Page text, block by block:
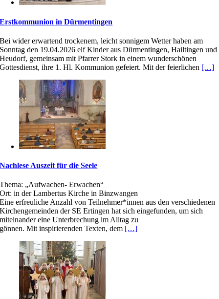
Erstkommunion in Dürmentingen
Bei wider erwartend trockenem, leicht sonnigem Wetter haben am
Sonntag den 19.04.2026 elf Kinder aus Dürmentingen, Hailtingen und
Heudorf, gemeinsam mit Pfarrer Stork in einem wunderschönen
Gottesdienst, ihre 1. Hl. Kommunion gefeiert. Mit der feierlichen […]
Nachlese Auszeit für die Seele
Thema: „Aufwachen- Erwachen“
Ort: in der Lambertus Kirche in Binzwangen
Eine erfreuliche Anzahl von Teilnehmer*innen aus den verschiedenen
Kirchengemeinden der SE Ertingen hat sich eingefunden, um sich
miteinander eine Unterbrechung im Alltag zu
gönnen. Mit inspirierenden Texten, dem […]